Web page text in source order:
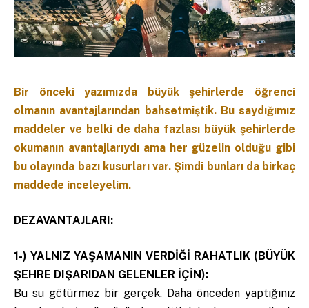
Bir önceki yazımızda büyük şehirlerde öğrenci
olmanın avantajlarından bahsetmiştik. Bu saydığımız
maddeler ve belki de daha fazlası büyük şehirlerde
okumanın avantajlarıydı ama her güzelin olduğu gibi
bu olayında bazı kusurları var. Şimdi bunları da birkaç
maddede inceleyelim.
DEZAVANTAJLARI:
1-) YALNIZ YAŞAMANIN VERDİĞİ RAHATLIK (BÜYÜK
ŞEHRE DIŞARIDAN GELENLER İÇİN):
Bu su götürmez bir gerçek. Daha önceden yaptığınız